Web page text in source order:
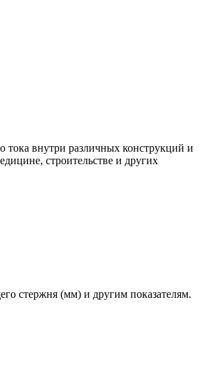
тока внутри различных конструкций и
строительстве и других
стержня (мм) и другим показателям.